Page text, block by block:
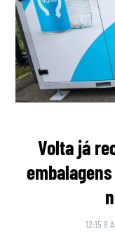
Volta já
12:15 8